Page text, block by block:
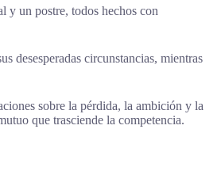
y un postre, todos hechos con
desesperadas circunstancias, mientras
sobre la pérdida, la ambición y la
que trasciende la competencia.